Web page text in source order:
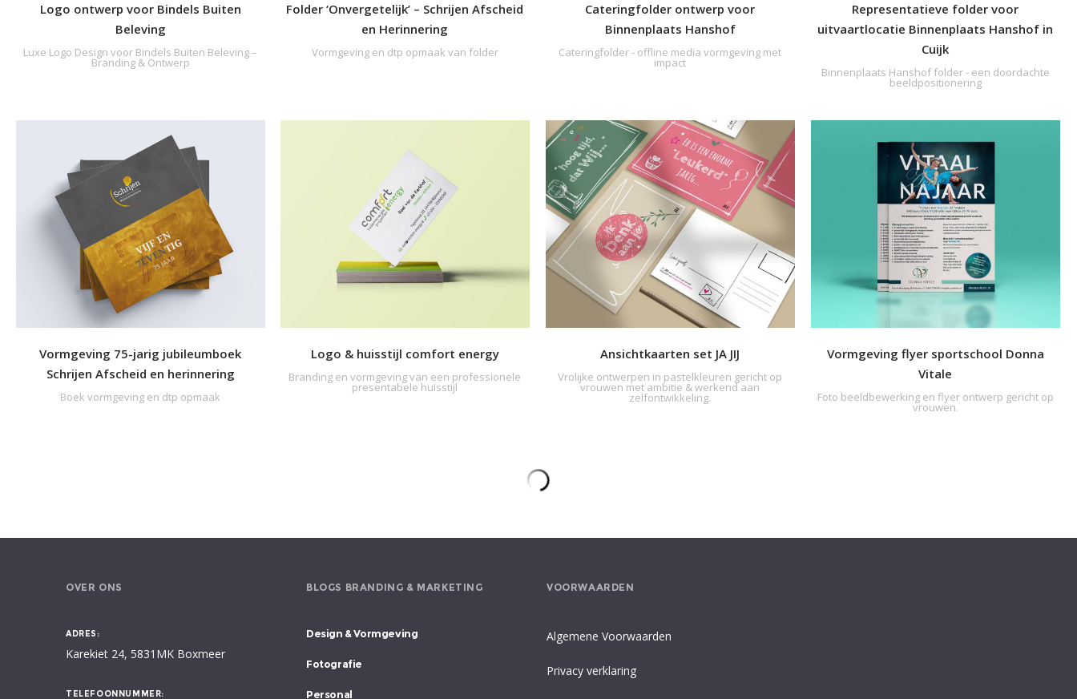
Logo ontwerp voor Bindels Buiten
Beleving
Luxe Logo Design voor Bindels Buiten Beleving –
Branding & Ontwerp
Folder ‘Onvergetelijk’ – Schrijen Afscheid
en Herinnering
Vormgeving en dtp opmaak van folder
Cateringfolder ontwerp voor
Binnenplaats Hanshof
Cateringfolder - offline media vormgeving met
impact
Representatieve folder voor
uitvaartlocatie Binnenplaats Hanshof in
Cuijk
Binnenplaats Hanshof folder - een doordachte
beeldpositionering
Vormgeving 75-jarig jubileumboek
Schrijen Afscheid en herinnering
Boek vormgeving en dtp opmaak
Logo & huisstijl comfort energy
Branding en vormgeving van een professionele
presentabele huisstijl
Ansichtkaarten set JA JIJ
Vrolijke ontwerpen in pastelkleuren gericht op
vrouwen met ambitie & werkend aan
zelfontwikkeling.
Vormgeving flyer sportschool Donna
Vitale
Foto beeldbewerking en flyer ontwerp gericht op
vrouwen.
Fysiochallenge
Installmanagement logo ontwerp Logo vormgeving binnenplaats Hanshof